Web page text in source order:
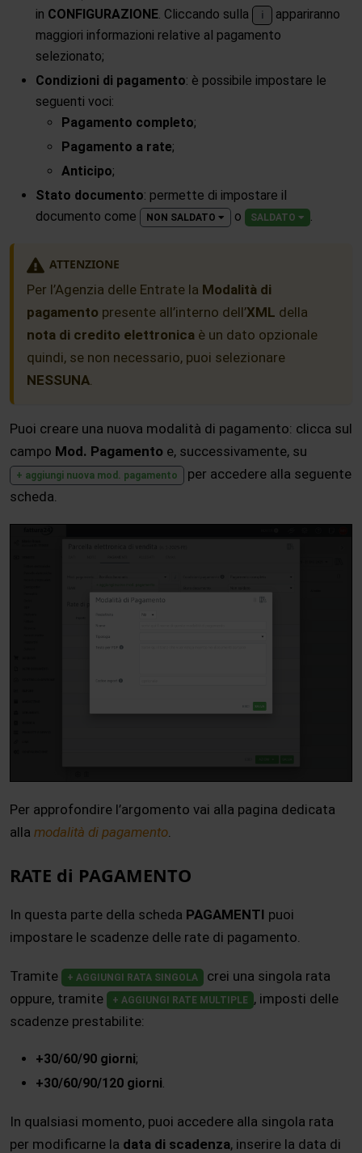
in CONFIGURAZIONE. Cliccando sulla i
appariranno
maggiori informazioni relative al pagamento
selezionato;
Condizioni di pagamento: è possibile impostare le
seguenti voci:
Pagamento completo;
Pagamento a rate;
Anticipo;
Stato documento: permette di impostare il
documento come
NON SALDATO o SALDATO .
ATTENZIONE
Per l’Agenzia delle Entrate la Modalità di
pagamento presente all’interno dell’XML della
nota di credito elettronica è un dato opzionale
quindi, se non necessario, puoi selezionare
NESSUNA.
Puoi creare una nuova modalità di pagamento: clicca sul
campo Mod. Pagamento e, successivamente, su
+ aggiungi nuova mod. pagamento
per accedere alla seguente
scheda.
Per approfondire l’argomento vai alla pagina dedicata
alla modalità di pagamento
RATE di PAGAMENTO
In questa parte della scheda PAGAMENTI puoi
impostare le scadenze delle rate di pagamento.
Tramite + AGGIUNGI RATA SINGOLA
crei una singola rata
oppure, tramite
+ AGGIUNGI RATE MULTIPLE
, imposti delle
scadenze prestabilite:
+30/60/90 giorni;
+30/60/90/120 giorni
In qualsiasi momento, puoi accedere alla singola rata
per modificarne la data di scadenza, inserire la data di